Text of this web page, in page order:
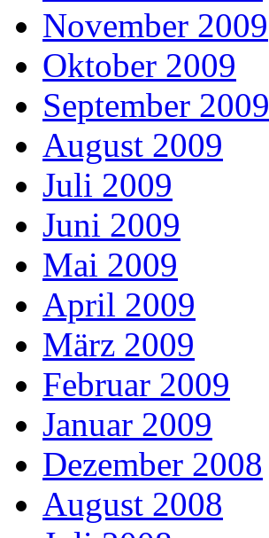
November 2009
Oktober 2009
September 2009
August 2009
Juli 2009
Juni 2009
Mai 2009
April 2009
März 2009
Februar 2009
Januar 2009
Dezember 2008
August 2008